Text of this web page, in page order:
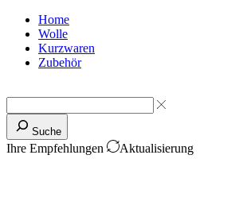
Home
Wolle
Kurzwaren
Zubehör
Suche
Ihre Empfehlungen Aktualisierung